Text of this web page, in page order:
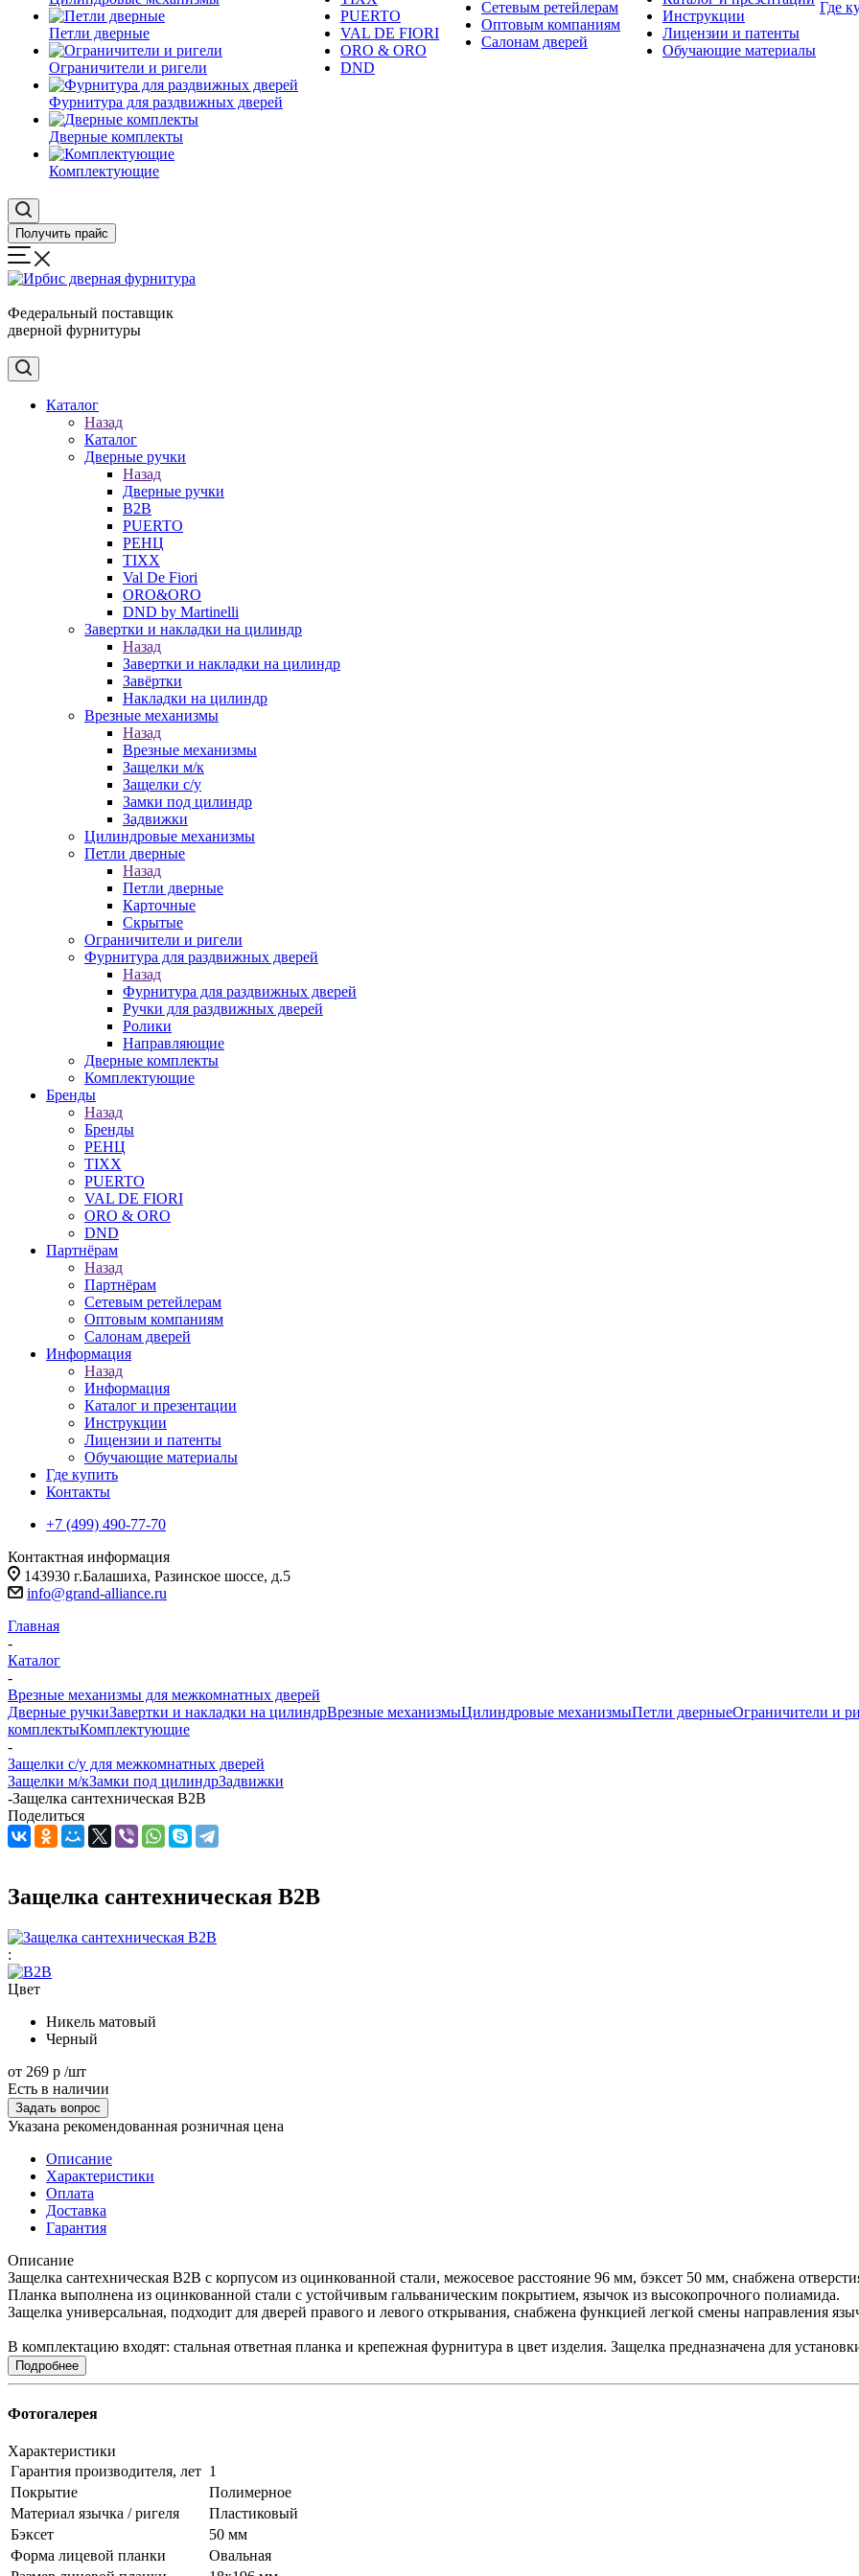
Петли дверные
Ограничители и ригели
Фурнитура для раздвижных дверей
Дверные комплекты
Комплектующие
PUERTO
VAL DE FIORI
ORO & ORO
DND
Сетевым ретейлерам
Оптовым компаниям
Салонам дверей
Инструкции
Лицензии и патенты
Обучающие материалы
Где
Получить прайс
Федеральный поставщик
дверной фурнитуры
Каталог
Назад
Каталог
Дверные ручки
Назад
Дверные ручки
B2B
PUERTO
РЕНЦ
TIXX
Val De Fiori
ORO&ORO
DND by Martinelli
Завертки и накладки на цилиндр
Назад
Завертки и накладки на цилиндр
Завёртки
Накладки на цилиндр
Врезные механизмы
Назад
Врезные механизмы
Защелки м/к
Защелки с/у
Замки под цилиндр
Задвижки
Цилиндровые механизмы
Петли дверные
Назад
Петли дверные
Карточные
Скрытые
Ограничители и ригели
Фурнитура для раздвижных дверей
Назад
Фурнитура для раздвижных дверей
Ручки для раздвижных дверей
Ролики
Направляющие
Дверные комплекты
Комплектующие
Бренды
Назад
Бренды
РЕНЦ
TIXX
PUERTO
VAL DE FIORI
ORO & ORO
DND
Партнёрам
Назад
Партнёрам
Сетевым ретейлерам
Оптовым компаниям
Салонам дверей
Информация
Назад
Информация
Каталог и презентации
Инструкции
Лицензии и патенты
Обучающие материалы
Где купить
Контакты
+7 (499) 490-77-70
Контактная информация
143930 г.Балашиха, Разинское шоссе, д.5
info@grand-alliance.ru
Главная
-
Каталог
-
Врезные механизмы для межкомнатных дверей
Дверные ручкиЗавертки и накладки на цилиндрВрезные механизмыЦилиндровые механизмыПетли дверныеОграничители и
комплектыКомплектующие
-
Защелки с/у для межкомнатных дверей
Защелки м/кЗамки под цилиндрЗадвижки
-Защелка сантехническая B2B
Поделиться
Защелка сантехническая B2B
:
Цвет
Никель матовый
Черный
от 269 р /шт
Есть в наличии
Задать вопрос
Указана рекомендованная розничная цена
Описание
Характеристики
Оплата
Доставка
Гарантия
Описание
Защелка сантехническая B2B с корпусом из оцинкованной стали, межосевое расстояние 96 мм, бэксет 50 мм, снабжена
Планка выполнена из оцинкованной стали с устойчивым гальваническим покрытием, язычок из высокопрочного полиамида.
Защелка универсальная, подходит для дверей правого и левого открывания, снабжена функцией легкой смены направления
В комплектацию входят: стальная ответная планка и крепежная фурнитура в цвет изделия. Защелка предназначена для
Подробнее
Фотогалерея
Характеристики
Гарантия производителя, лет 1
Покрытие
Полимерное
Материал язычка / ригеля
Пластиковый
Бэксет
50 мм
Форма лицевой планки
Овальная